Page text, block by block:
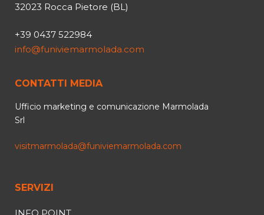
32023 Rocca Pietore (BL)
+39 0437 522984
info@funiviemarmolada.com
CONTATTI MEDIA
Ufficio marketing e comunicazione Marmolada
Srl
visitmarmolada@funiviemarmolada.com
SERVIZI
INFO POINT